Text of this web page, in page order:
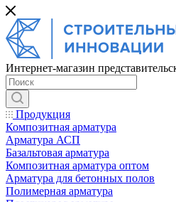
Интернет-магазин
Продукция
Композитная арматура
Арматура АСП
Базальтовая арматура
Композитная арматура оптом
Арматура для бетонных полов
Полимерная арматура